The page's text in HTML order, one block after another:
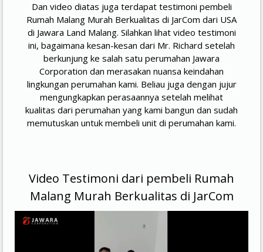
Dan video diatas juga terdapat testimoni pembeli
Rumah Malang Murah Berkualitas di JarCom dari USA
di Jawara Land Malang. Silahkan lihat video testimoni
ini, bagaimana kesan-kesan dari Mr. Richard setelah
berkunjung ke salah satu perumahan Jawara
Corporation dan merasakan nuansa keindahan
lingkungan perumahan kami. Beliau juga dengan jujur
mengungkapkan perasaannya setelah melihat
kualitas dari perumahan yang kami bangun dan sudah
memutuskan untuk membeli unit di perumahan kami.
Video Testimoni dari pembeli Rumah
Malang Murah Berkualitas di JarCom